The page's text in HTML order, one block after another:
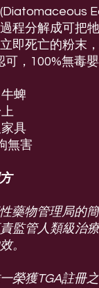
程分解成可把
即死亡的粉末
，100%無毒嬰
蜱
具
無害
藥物管理局的
監管人類級治
。
榮獲TGA註冊